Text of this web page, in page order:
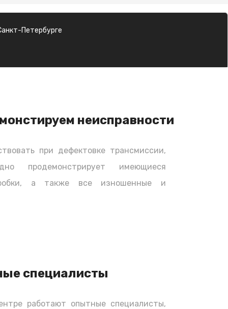
Петербурге
неисправности
при дефектовке трансмиссии,
продемонстрирует имеющиеся
а также все изношенные и
специалисты
работают опытные специалисты,